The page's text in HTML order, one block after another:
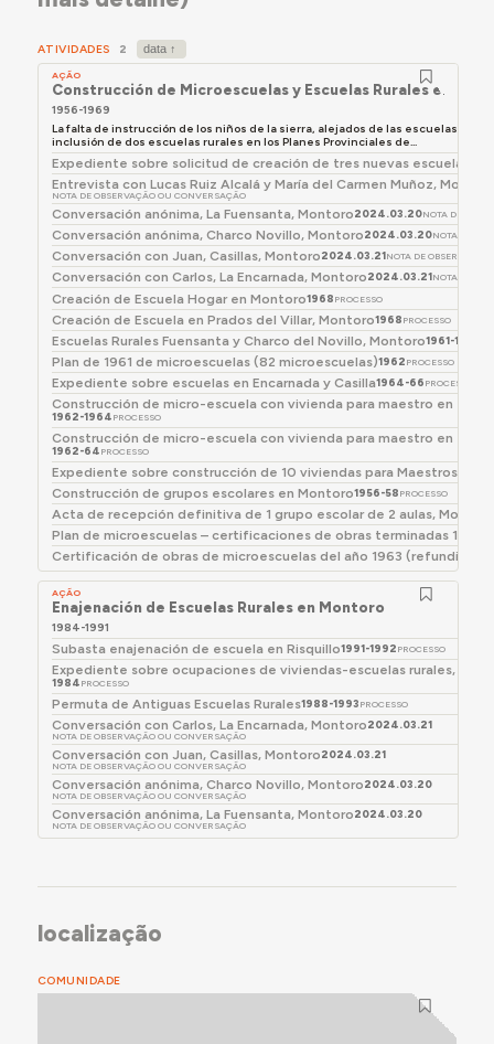
ATIVIDADES 2
AÇÃO
Construcción de Microescuelas y Escuelas Rurales en
1956-1969
La falta de instrucción de los niños de la sierra, alejados de las escuelas de
inclusión de dos escuelas rurales en los Planes Provinciales de...
Expediente sobre solicitud de creación de tres nuevas escuelas
Entrevista con Lucas Ruiz Alcalá y María del Carmen Muñoz,
NOTA DE OBSERVAÇÃO OU CONVERSAÇÃO
Conversación anónima, La Fuensanta, Montoro2024.03.20NOTA DE
Conversación anónima, Charco Novillo, Montoro2024.03.20NOTA DE
Conversación con Juan, Casillas, Montoro2024.03.21 NOTA DE
Conversación con Carlos, La Encarnada, Montoro2024.03.21 NOTA DE
Creación de Escuela Hogar en Montoro1968 PROCESSO
Creación de Escuela en Prados del Villar, Montoro1968 PROCESSO
Escuelas Rurales Fuensanta y Charco del Novillo, Montoro1961-1962
Plan de 1961 de microescuelas (82 microescuelas)1962 PROCESSO
Expediente sobre escuelas en Encarnada y Casilla1964-66 PROCESSO
Construcción de micro-escuela con vivienda para maestro en el
1962-1964 PROCESSO
Construcción de micro-escuela con vivienda para maestro en el
1962-64 PROCESSO
Expediente sobre construcción de 10 viviendas para Maestros
Construcción de grupos escolares en Montoro1956-58 PROCESSO
Acta de recepción definitiva de 1 grupo escolar de 2 aulas,
Plan de microescuelas – certificaciones de obras terminadas 1967
Certificación de obras de microescuelas del año 1963 (refundición
AÇÃO
Enajenación de Escuelas Rurales en Montoro
1984-1991
Subasta enajenación de escuela en Risquillo1991-1992 PROCESSO
Expediente sobre ocupaciones de viviendas-escuelas rurales,
1984 PROCESSO
Permuta de Antiguas Escuelas Rurales1988-1993 PROCESSO
Conversación con Carlos, La Encarnada, Montoro2024.03.21
NOTA DE OBSERVAÇÃO OU CONVERSAÇÃO
Conversación con Juan, Casillas, Montoro2024.03.21
NOTA DE OBSERVAÇÃO OU CONVERSAÇÃO
Conversación anónima, Charco Novillo, Montoro2024.03.20
NOTA DE OBSERVAÇÃO OU CONVERSAÇÃO
Conversación anónima, La Fuensanta, Montoro2024.03.20
NOTA DE OBSERVAÇÃO OU CONVERSAÇÃO
localização
COMUNIDADE